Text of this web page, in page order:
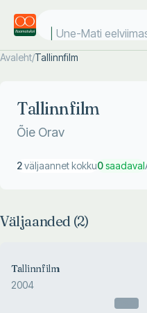
Une-Mati
Avaleht/Tallinnfilm
Tallinnfilm
Õie Orav
2väljaannet kokku0saadaval
Väljaanded (2)
Tallinnfilm
2004